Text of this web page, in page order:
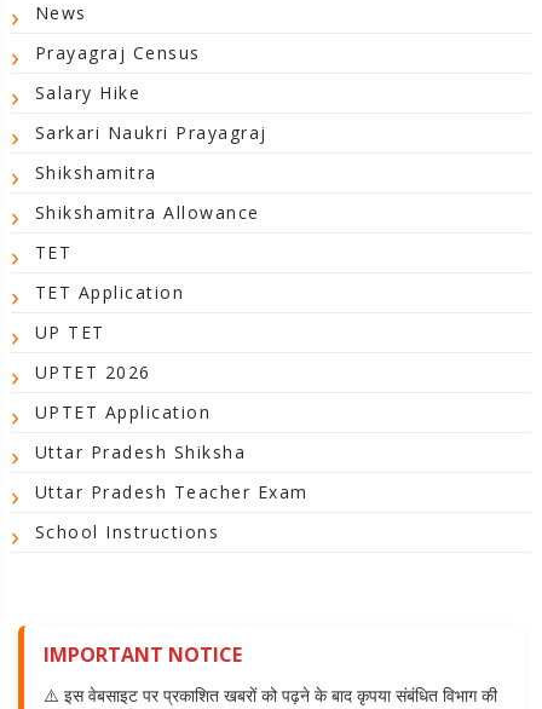
News
Prayagraj Census
Salary Hike
Sarkari Naukri Prayagraj
Shikshamitra
Shikshamitra Allowance
TET
TET Application
UP TET
UPTET 2026
UPTET Application
Uttar Pradesh Shiksha
Uttar Pradesh Teacher Exam
School Instructions
IMPORTANT NOTICE
⚠️ इस वेबसाइट पर प्रकाशित खबरों को पढ़ने के बाद कृपया संबंधित विभाग की